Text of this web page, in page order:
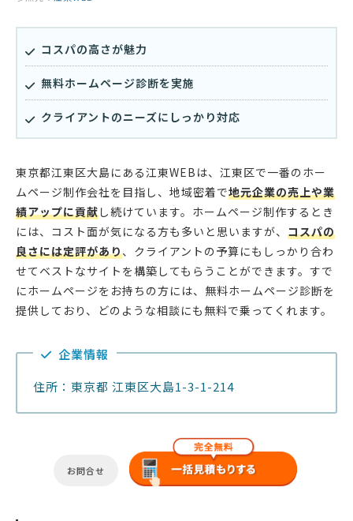
コスパの高さが魅力
無料ホームページ診断を実施
クライアントのニーズにしっかり対応
東京都江東区大島にある江東WEBは、江東区で一番のホー
ムページ制作会社を目指し、地域密着で地元企業の売上や業
績アップに貢献し続けています。ホームページ制作するとき
には、コスト面が気になる方も多いと思いますが、 コスパの
良さには定評があり、クライアントの予算にもしっかり合わ
せてベストなサイトを構築してもらうことができます。すで
にホームページをお持ちの方には、無料ホームページ診断を
提供しており、どのような相談にも無料で乗ってくれます。
企業情報
住所：東京都 江東区大島1-3-1-214
お問合せ